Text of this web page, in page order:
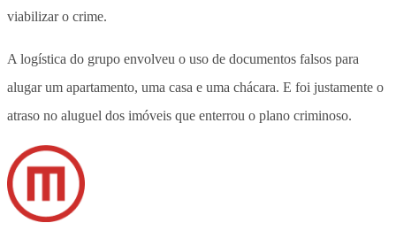
viabilizar o crime.
A logística do grupo envolveu o uso de documentos falsos para
alugar um apartamento, uma casa e uma chácara. E foi justamente o
atraso no aluguel dos imóveis que enterrou o plano criminoso.